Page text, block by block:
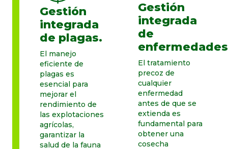
Gestión
integrada
de plagas.
El manejo
eficiente de
plagas es
esencial para
mejorar el
rendimiento de
las explotaciones
agrícolas,
garantizar la
salud de la fauna
Gestión
integrada
de
El tratamiento
precoz de
cualquier
enfermedad
antes de que se
extienda es
fundamental para
obtener una
cosecha